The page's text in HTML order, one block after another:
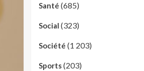
Santé (685)
Social (323)
Société (1 203)
Sports(203)